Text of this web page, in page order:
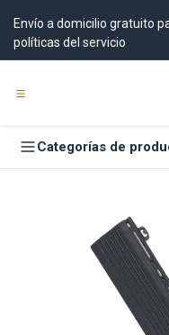
Envío a domicilio gratuito
políticas del servicio
Categorías de